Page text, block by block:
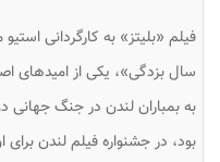
سال بزدگی»، یکی از امیدهای
به بمباران لندن در جنگ جهانی
بود، در جشنواره فیلم لندن